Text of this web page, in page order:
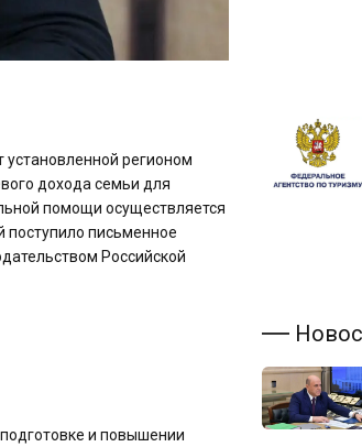
регионом
дохода семьи для
помощи осуществляется
поступило письменное
Российской
и повышении